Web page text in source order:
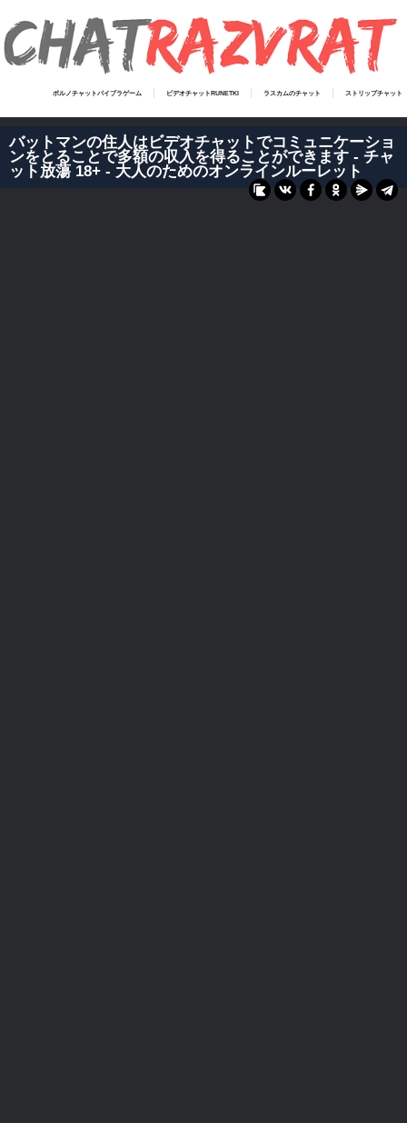
ポルノチャットバイブラゲーム ビデオチャットRUNETKI ラスカムのチャット ストリップチャット
バットマンの住人はビデオチャットでコミュニケーショ
ンをとることで多額の収入を得ることができます - チャ
ット放蕩 18+ - 大人のためのオンラインルーレット